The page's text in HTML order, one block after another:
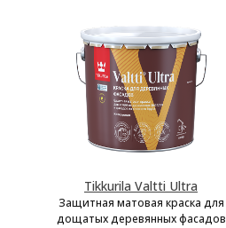
Tikkurila Valtti Ultra
Защитная матовая краска для
дощатых деревянных фасадов